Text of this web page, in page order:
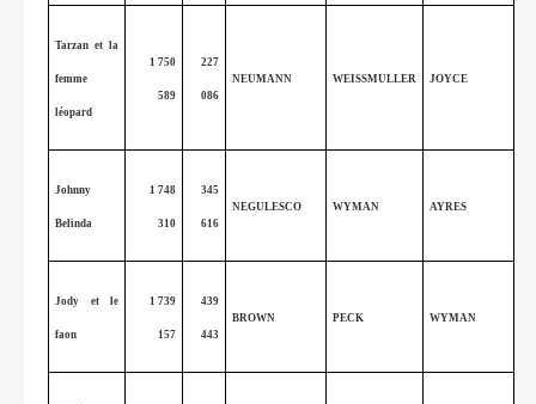
Tarzan et la
femme
léopard
1 750
589
227
086
NEUMANN WEISSMULLER JOYCE
Johnny
Belinda
1 748
310
345
616
NEGULESCO WYMAN AYRES
Jody et le
faon
1 739
157
439
443
BROWN PECK WYMAN